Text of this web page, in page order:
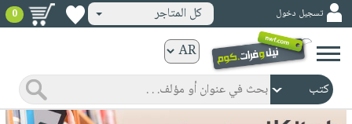
ورقية
المواضيع
صدر
كتب
تسجيل دخول كل المتاجر 0